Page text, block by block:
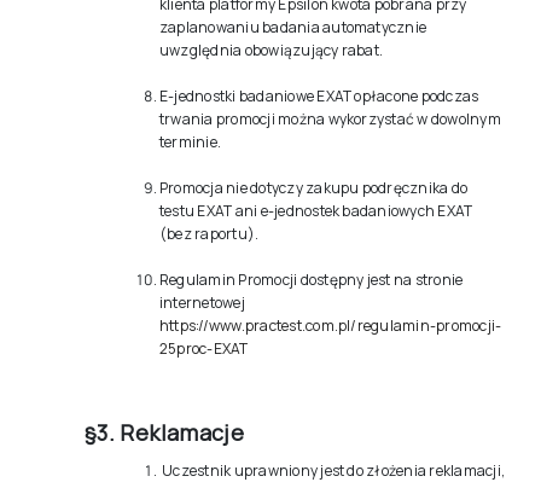
klienta platformy Epsilon kwota pobrana przy
zaplanowaniu badania automatycznie
uwzględnia obowiązujący rabat.
E-jednostki badaniowe EXAT opłacone podczas
trwania promocji można wykorzystać w dowolnym
terminie.
Promocja nie dotyczy zakupu podręcznika do
testu EXAT ani e-jednostek badaniowych EXAT
(bez raportu).
Regulamin Promocji dostępny jest na stronie
internetowej
https://www.practest.com.pl/regulamin-promocji-
25proc-EXAT
§3. Reklamacje
Uczestnik uprawniony jest do złożenia reklamacji,